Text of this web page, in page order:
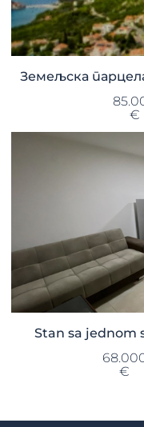
Земељска
€
Stan sa jednom
€